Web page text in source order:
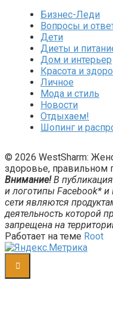
Бизнес-Леди
Вопросы и
Дети
Диеты и
Дом и интерьер
Красота и
Личное
Мода и стиль
Новости
Отдыхаем!
Шопинг и
© 2026 WestSharm:
здоровье, правильном
Внимание!В
и логотипы Facebook*
сети являются
деятельность которой
запрещена на
Работает на теме Root